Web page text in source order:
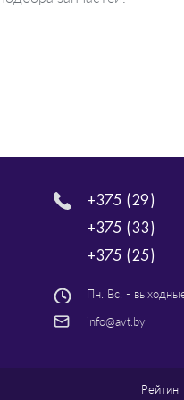
+375 (29)
+375 (33)
+375 (25)
Пн. Вс. -
info@avt.by